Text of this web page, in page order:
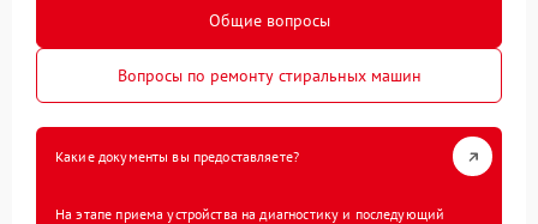
Общие вопросы
Вопросы по ремонту стиральных машин
Какие документы вы предоставляете?
На этапе приема устройства на диагностику и последующий